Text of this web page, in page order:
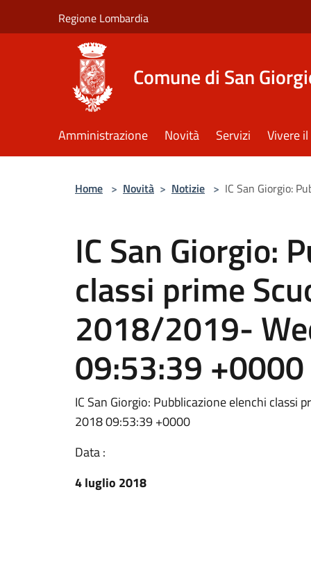
Regione Lombardia
Comune di San
Amministrazione Novità Servizi Vivere
Home > Novità > Notizie > IC San Giorgio:
IC San Giorgio:
classi prime
2018/2019-
09:53:39 +0000
IC San Giorgio: Pubblicazione elenchi classi
2018 09:53:39 +0000
Data :
4 luglio 2018